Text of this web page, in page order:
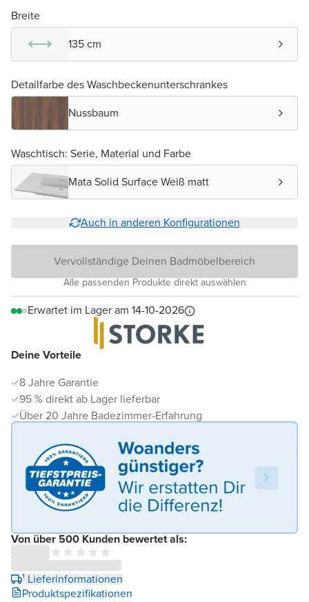
Deine Vorteile
8 Jahre Garantie
95 % direkt ab Lager lieferbar
Über 20 Jahre Badezimmer-Erfahrung
Von über 500 Kunden bewertet als:
¹ Lieferinformationen
Produktspezifikationen
Breite
135 cm
Detailfarbe des Waschbeckenunterschrankes
Nussbaum
Waschtisch: Serie, Material und Farbe
Mata Solid Surface Weiß matt
Auch in anderen Konfigurationen
Vervollständige Deinen Badmöbelbereich
Alle passenden Produkte direkt auswählen
Erwartet im Lager am 14-10-2026